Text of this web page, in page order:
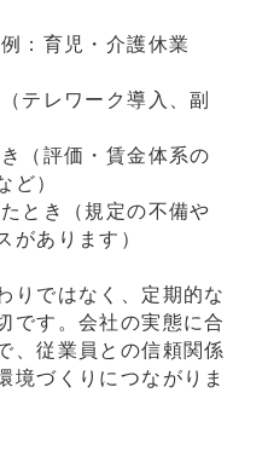
：育児・介護休業
テレワーク導入、副
（評価・賃金体系の
ど）
とき（規定の不備や
があります）
りではなく、定期的な
です。会社の実態に合
、従業員との信頼関係
境づくりにつながりま